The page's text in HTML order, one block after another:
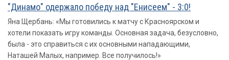
"Динамо" одержало победу над "Енисеем" - 3:0!
Яна Щербань: «Мы готовились к матчу с Красноярском и
хотели показать игру команды. Основная задача, безусловно,
была - это справиться с их основными нападающими,
Наташей Малых, например. Все получилось!»